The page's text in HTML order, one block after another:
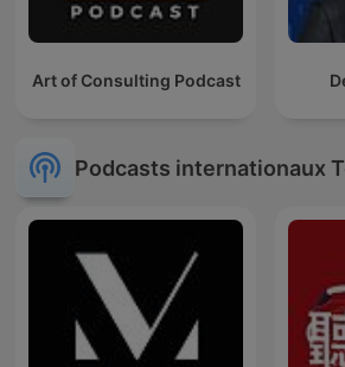
Art of Consulting Podcast
Podcasts internationaux